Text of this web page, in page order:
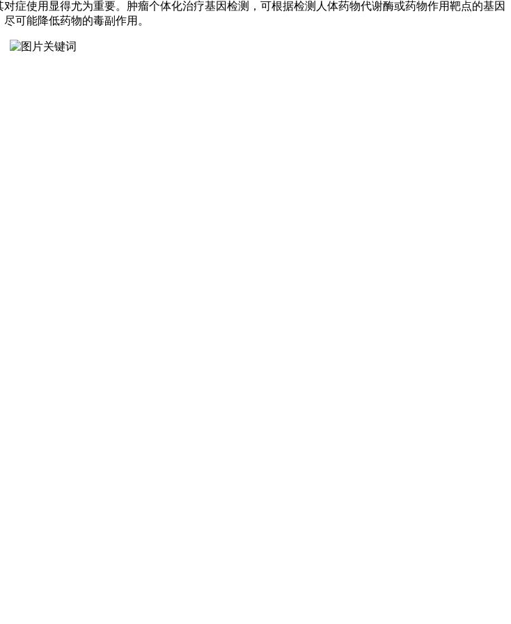
症使用显得尤为重要。肿瘤个体化治疗基因检测，可根据检测人体药物代谢酶或药物作用靶点的基因
可能降低药物的毒副作用。